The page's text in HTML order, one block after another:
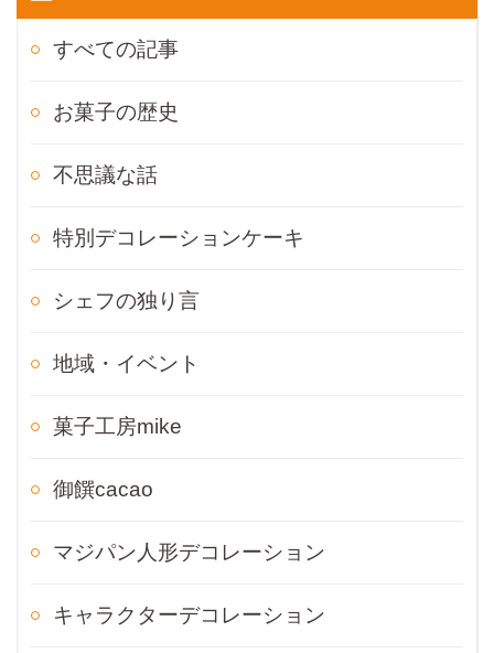
すべての記事
お菓子の歴史
不思議な話
特別デコレーションケーキ
シェフの独り言
地域・イベント
菓子工房mike
御饌cacao
マジパン人形デコレーション
キャラクターデコレーション